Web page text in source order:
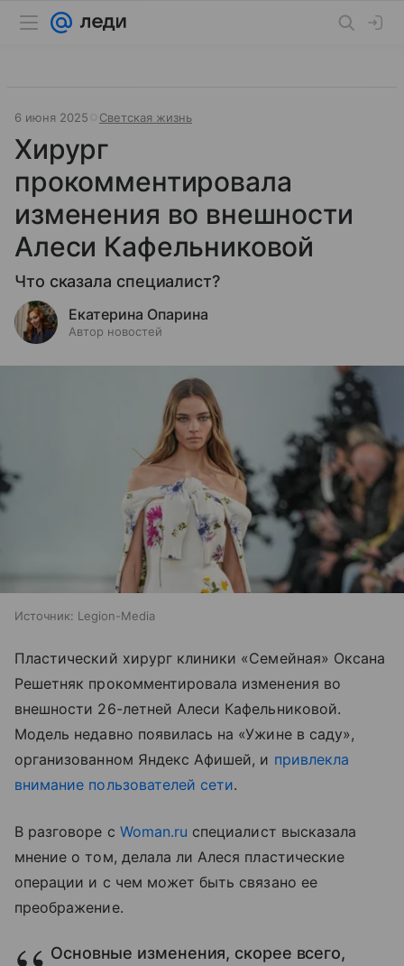
6 июня 2025 Светская жизнь
Хирург
прокомментировала
изменения во внешности
Алеси Кафельниковой
Что сказала специалист?
Екатерина Опарина
Автор новостей
Источник: Legion-Media
Пластический хирург клиники «Семейная» Оксана
Решетняк прокомментировала изменения во
внешности 26-летней Алеси Кафельниковой.
Модель недавно появилась на «Ужине в саду»,
организованном Яндекс Афишей, и привлекла
внимание пользователей сети.
В разговоре с Woman.ru специалист высказала
мнение о том, делала ли Алеся пластические
операции и с чем может быть связано ее
преображение.
Основные изменения, скорее всего,